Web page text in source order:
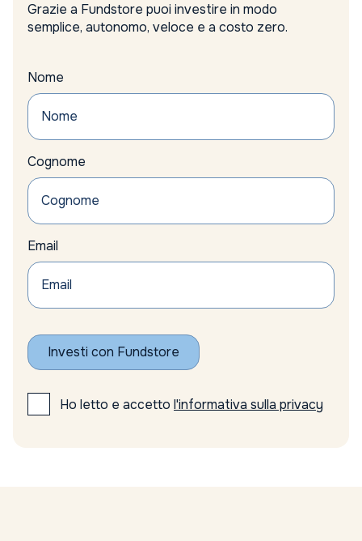
Grazie a Fundstore puoi investire in modo
semplice, autonomo, veloce e a costo zero.
Nome
Cognome
Email
Investi con Fundstore
Ho letto e accetto l'informativa sulla privacy